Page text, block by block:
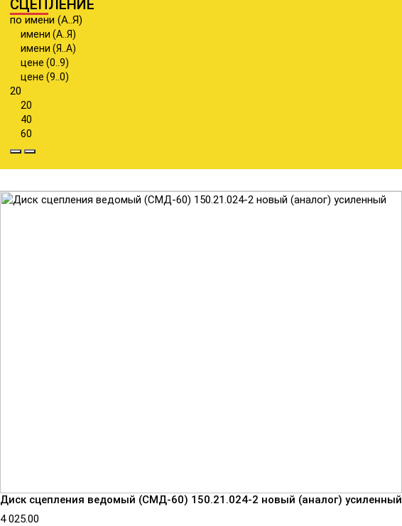
СЦЕПЛЕНИЕ
по имени (А..Я)
имени (А..Я)
имени (Я..А)
цене (0..9)
цене (9..0)
20
20
40
60
Диск сцепления ведомый (СМД-60) 150.21.024-2 новый (аналог) усиленный
4 025.00